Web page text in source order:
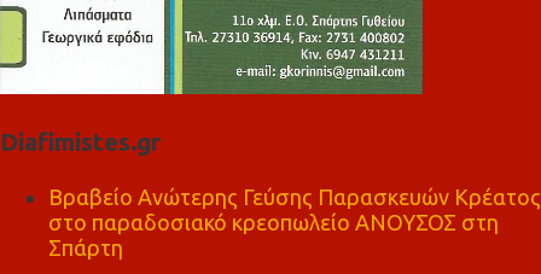
Diafimistes.gr
Βραβείο Ανώτερης Γεύσης Παρασκευών Κρέατος
στο παραδοσιακό κρεοπωλείο ΑΝΟΥΣΟΣ στη
Σπάρτη